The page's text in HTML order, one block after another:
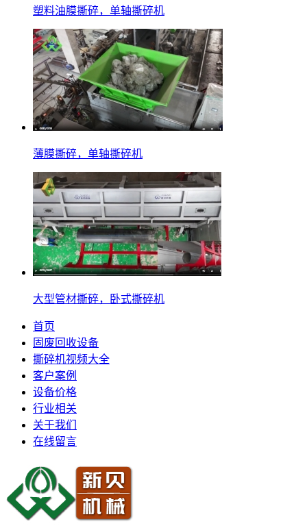
塑料油膜撕碎，单轴撕碎机
薄膜撕碎，单轴撕碎机
大型管材撕碎，卧式撕碎机
首页
固废回收设备
撕碎机视频大全
客户案例
设备价格
行业相关
关于我们
在线留言